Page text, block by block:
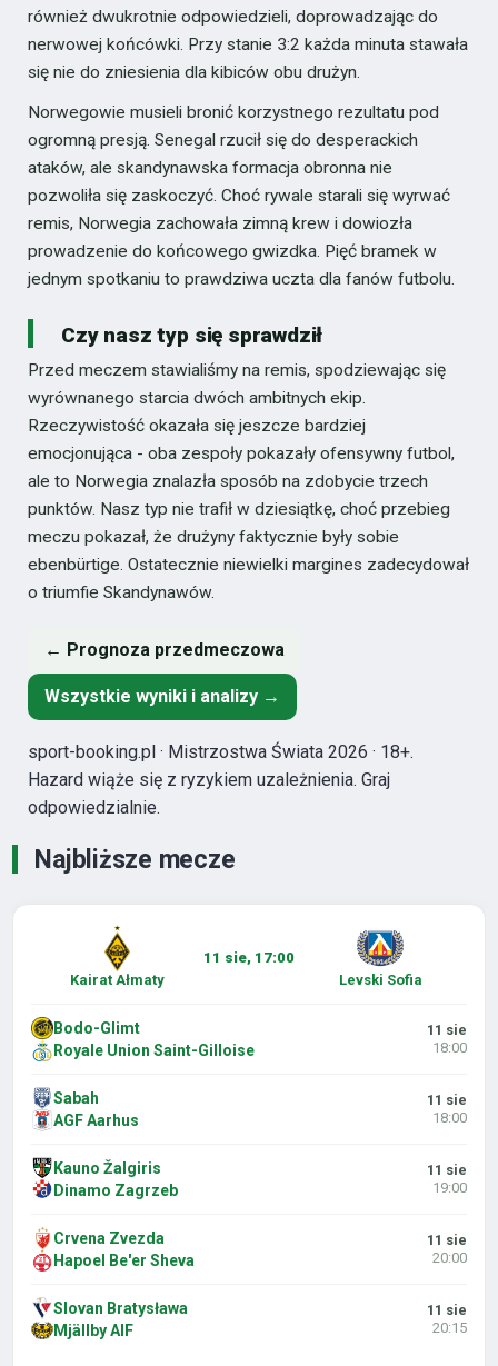
Najbliższe mecze
Kairat Ałmaty
11 sie, 17:00
Levski Sofia
Bodo-Glimt
Royale Union Saint-Gilloise
11 sie
18:00
Sabah
AGF Aarhus
11 sie
18:00
Kauno Žalgiris
Dinamo Zagrzeb
11 sie
19:00
Crvena Zvezda
Hapoel Be'er Sheva
11 sie
20:00
Slovan Bratysława
Mjällby AIF
11 sie
20:15
również dwukrotnie odpowiedzieli, doprowadzając do
nerwowej końcówki. Przy stanie 3:2 każda minuta stawała
się nie do zniesienia dla kibiców obu drużyn.
Norwegowie musieli bronić korzystnego rezultatu pod
ogromną presją. Senegal rzucił się do desperackich
ataków, ale skandynawska formacja obronna nie
pozwoliła się zaskoczyć. Choć rywale starali się wyrwać
remis, Norwegia zachowała zimną krew i dowiozła
prowadzenie do końcowego gwizdka. Pięć bramek w
jednym spotkaniu to prawdziwa uczta dla fanów futbolu.
Czy nasz typ się sprawdził
Przed meczem stawialiśmy na remis, spodziewając się
wyrównanego starcia dwóch ambitnych ekip.
Rzeczywistość okazała się jeszcze bardziej
emocjonująca - oba zespoły pokazały ofensywny futbol,
ale to Norwegia znalazła sposób na zdobycie trzech
punktów. Nasz typ nie trafił w dziesiątkę, choć przebieg
meczu pokazał, że drużyny faktycznie były sobie
ebenbürtige. Ostatecznie niewielki margines zadecydował
o triumfie Skandynawów.
← Prognoza przedmeczowa
Wszystkie wyniki i analizy →
sport-booking.pl · Mistrzostwa Świata 2026 · 18+.
Hazard wiąże się z ryzykiem uzależnienia. Graj
odpowiedzialnie.